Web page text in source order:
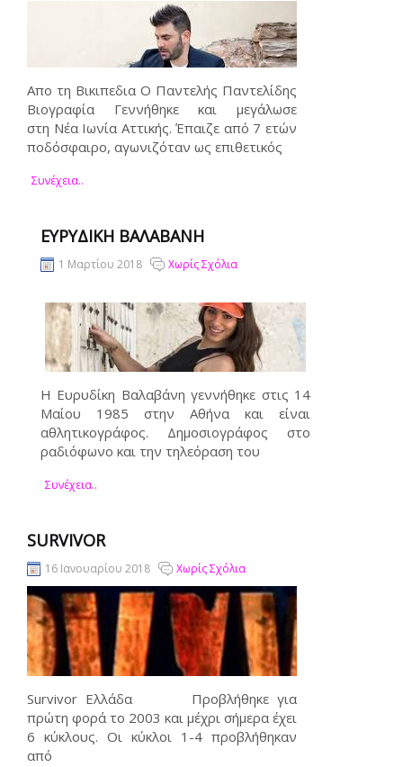
Απο τη Βικιπεδια Ο Παντελής Παντελίδης
Βιογραφία Γεννήθηκε και μεγάλωσε
στη Νέα Ιωνία Αττικής. Έπαιζε από 7 ετών
ποδόσφαιρο, αγωνιζόταν ως επιθετικός
Συνέχεια..
ΕΥΡΥΔΊΚΗ ΒΑΛΑΒΆΝΗ
1 Μαρτίου 2018 Χωρίς Σχόλια
Η Ευρυδίκη Βαλαβάνη γεννήθηκε στις 14
Μαίου 1985 στην Αθήνα και είναι
αθλητικογράφος. Δημοσιογράφος στο
ραδιόφωνο και την τηλεόραση του
Συνέχεια..
SURVIVOR
16 Ιανουαρίου 2018 Χωρίς Σχόλια
Survivor Ελλάδα Προβλήθηκε για
πρώτη φορά το 2003 και μέχρι σήμερα έχει
6 κύκλους. Οι κύκλοι 1-4 προβλήθηκαν
από